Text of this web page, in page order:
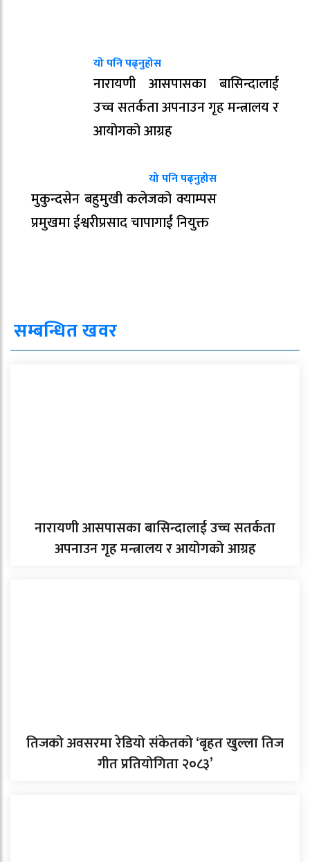
यो पनि पढ्नुहोस
नारायणी आसपासका बासिन्दालाई
उच्च सतर्कता अपनाउन गृह मन्त्रालय र
आयोगको आग्रह
यो पनि पढ्नुहोस
मुकुन्दसेन बहुमुखी कलेजको क्याम्पस
प्रमुखमा ईश्वरीप्रसाद चापागाईं नियुक्त
सम्बन्धित खवर
नारायणी आसपासका बासिन्दालाई उच्च सतर्कता
अपनाउन गृह मन्त्रालय र आयोगको आग्रह
तिजको अवसरमा रेडियो संकेतको ‘बृहत खुल्ला तिज
गीत प्रतियोगिता २०८३’